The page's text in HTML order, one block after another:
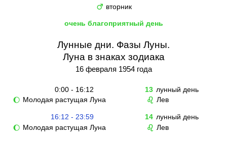
♂ вторник
очень благоприятный день
Лунные дни. Фазы Луны.
Луна в знаках зодиака
16 февраля 1954 года
0:00 - 16:12 13 лунный день
🌔 Молодая растущая Луна ♌ Лев
16:12 - 23:59 14 лунный день
🌔 Молодая растущая Луна ♌ Лев